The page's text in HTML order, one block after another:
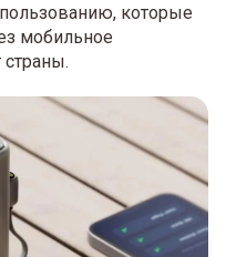
которые
мобильное